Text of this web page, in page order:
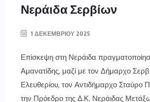
Νεράιδα Σερβίων
1 ΔΕΚΕΜΒΡΊΟΥ 2025
Επίσκεψη στη Νεράιδα
Αμανατίδης, μαζί με τον Δήμαρχο
Ελευθερίου, τον Αντιδήμαρχο Σταύρο
την Πρόεδρο της Δ.Κ. Νεράιδας